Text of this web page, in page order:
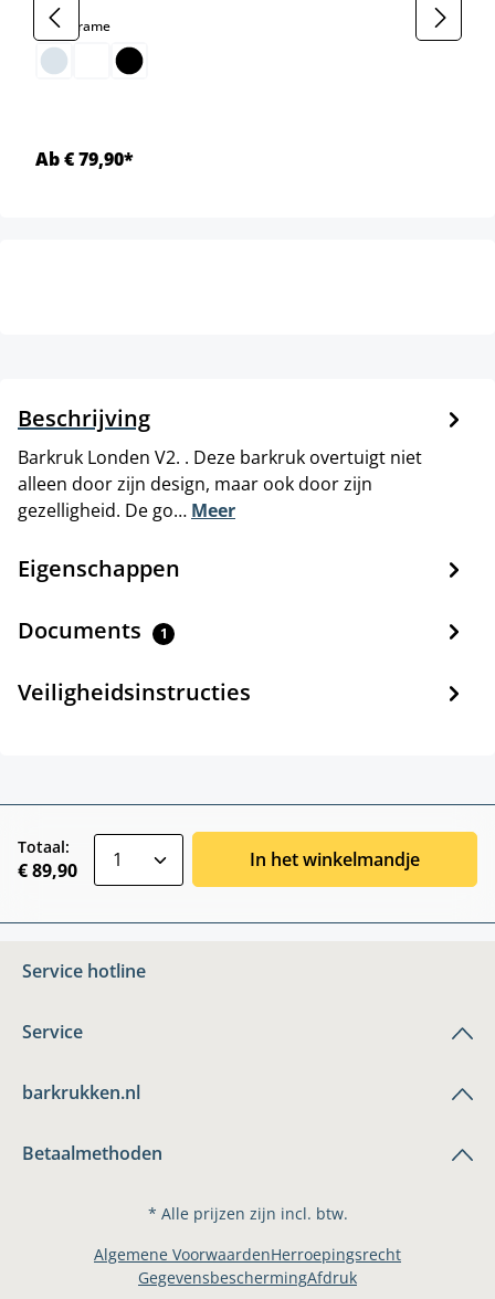
Kleur frameselect
Ab € 79,90*
Beschrijving
Barkruk Londen V2. . Deze barkruk overtuigt niet
alleen door zijn design, maar ook door zijn
gezelligheid. De go… Meer
Eigenschappen
Documents 1
Veiligheidsinstructies
Totaal:
€ 89,90 In het winkelmandje
Service hotline
Service
barkrukken.nl
Betaalmethoden
* Alle prijzen zijn incl. btw.
Algemene VoorwaardenHerroepingsrecht
GegevensbeschermingAfdruk